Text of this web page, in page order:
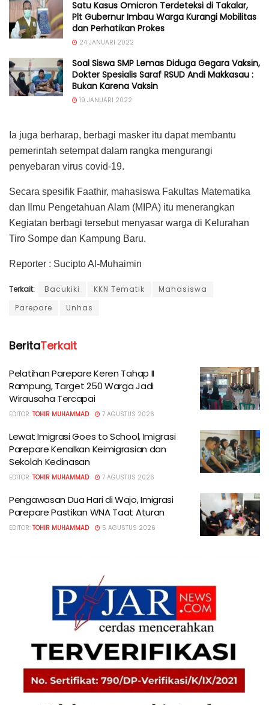
Satu Kasus Omicron Terdeteksi di Takalar,
Plt Gubernur Imbau Warga Kurangi Mobilitas
dan Perhatikan Prokes
24 JANUARI 2022
Soal Siswa SMP Lemas Diduga Gegara Vaksin,
Dokter Spesialis Saraf RSUD Andi Makkasau :
Bukan Karena Vaksin
19 JANUARI 2022
Ia juga berharap, berbagi masker itu dapat membantu
pemerintah setempat dalam rangka mengurangi
penyebaran virus covid-19.
Secara spesifik Faathir, mahasiswa Fakultas Matematika
dan Ilmu Pengetahuan Alam (MIPA) itu menerangkan
Kegiatan berbagi tersebut menyasar warga di Kelurahan
Tiro Sompe dan Kampung Baru.
Reporter : Sucipto Al-Muhaimin
Terkait: Bacukiki KKN Tematik
Mahasiswa
Parepare
Unhas
BeritaTerkait
Pelatihan Parepare Keren Tahap II
Rampung, Target 250 Warga Jadi
Wirausaha Tercapai
EDITOR: TOHIR MUHAMMAD 7 AGUSTUS 2026
Lewat Imigrasi Goes to School, Imigrasi
Parepare Kenalkan Keimigrasian dan
Sekolah Kedinasan
EDITOR: TOHIR MUHAMMAD 7 AGUSTUS 2026
Pengawasan Dua Hari di Wajo, Imigrasi
Parepare Pastikan WNA Taat Aturan
EDITOR: TOHIR MUHAMMAD 5 AGUSTUS 2026